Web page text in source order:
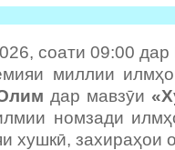
соати 09:00 дар
миллии
дар мавзӯи
номзади
хушкӣ, захираҳои